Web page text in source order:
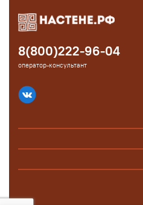
8(800)222-96-04
оператор-консультант